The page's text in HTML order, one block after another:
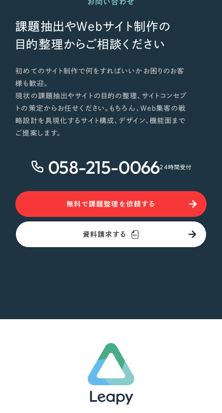
お問い合わせ
課題抽出やWebサイト制作の
目的整理からご相談ください
初めてのサイト制作で何をすればいいかお困りのお客
様も歓迎。
現状の課題抽出やサイトの目的の整理、サイトコンセプ
トの策定からお任せください。もちろん、Web集客の戦
略設計を具現化するサイト構成、デザイン、機能面まで
ご提案します。
058-215-006624時間受付
無料で課題整理を依頼する
資料請求する